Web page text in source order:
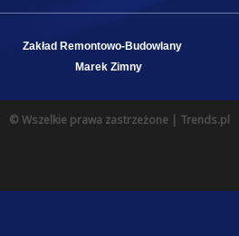
Zakład Remontowo-Budowlany
Marek Zimny
© Wszelkie prawa zastrzeżone | Trends.pl